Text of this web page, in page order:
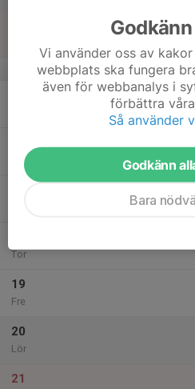
v.38
Tis
Tor
19
Fre
20
Lör
21
Vi använder oss av
webbplats ska fungera
även för webbanalys i
förbättra
Så använder
Godkänn
Bara